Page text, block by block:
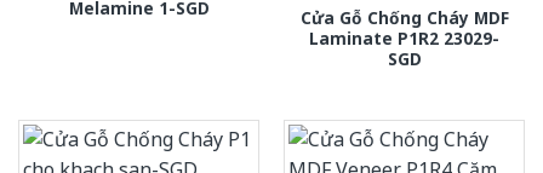
Melamine 1-SGD
Cửa Gỗ Chống Cháy MDF
Laminate P1R2 23029-
SGD